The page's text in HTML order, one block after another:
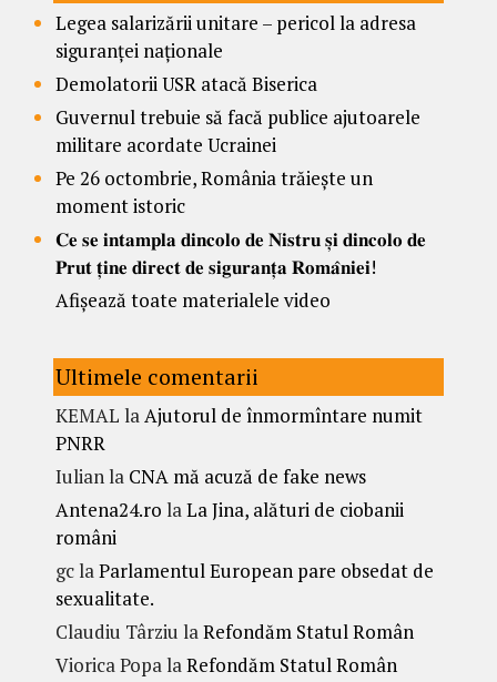
Legea salarizării unitare – pericol la adresa
siguranței naționale
Demolatorii USR atacă Biserica
Guvernul trebuie să facă publice ajutoarele
militare acordate Ucrainei
Pe 26 octombrie, România trăiește un
moment istoric
𝐂𝐞 𝐬𝐞 𝐢𝐧𝐭𝐚𝐦𝐩𝐥𝐚 𝐝𝐢𝐧𝐜𝐨𝐥𝐨 𝐝𝐞 𝐍𝐢𝐬𝐭𝐫𝐮 𝐬̦𝐢 𝐝𝐢𝐧𝐜𝐨𝐥𝐨 𝐝𝐞
𝐏𝐫𝐮𝐭 𝐭̦𝐢𝐧𝐞 𝐝𝐢𝐫𝐞𝐜𝐭 𝐝𝐞 𝐬𝐢𝐠𝐮𝐫𝐚𝐧𝐭̦𝐚 𝐑𝐨𝐦𝐚̂𝐧𝐢𝐞𝐢!
Afișează toate materialele video
Ultimele comentarii
KEMAL laAjutorul de înmormîntare numit
PNRR
Iulianla CNA mă acuză de fake news
Antena24.ro laLa Jina, alături de ciobanii
români
gclaParlamentul European pare obsedat de
sexualitate.
Claudiu Târziu laRefondăm Statul Român
Viorica PopalaRefondăm Statul Român